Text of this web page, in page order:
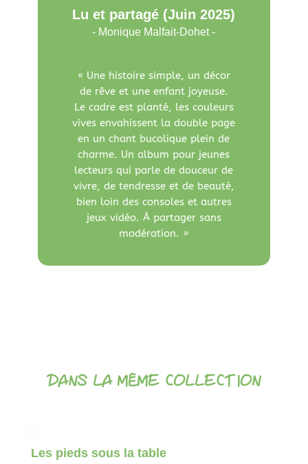
Lu et partagé (Juin 2025)
- Monique Malfait-Dohet -
« Une histoire simple, un décor
de rêve et une enfant joyeuse.
Le cadre est planté, les couleurs
vives envahissent la double page
en un chant bucolique plein de
charme. Un album pour jeunes
lecteurs qui parle de douceur de
vivre, de tendresse et de beauté,
bien loin des consoles et autres
jeux vidéo. À partager sans
modération. »
DANS LA MÊME COLLECTION
Les pieds sous la table